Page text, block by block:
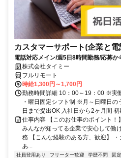
カスタマーサポート(企業と
電話対応メイン/週5日8時間勤務/応募か
株式会社タイミー
フルリモート
時給1,300円～1,700円
勤務時間詳細 10：00～19：00 ※実
・曜日固定シフト制 ※月～日曜日
日まで提出OK 入社日から2ヶ月間
仕事内容 【このお仕事のポイント！
みんなが知ってる企業で安心して働
務 【こんな経験のある方、歓迎】
あ...
社員登用あり フリーター歓迎 学歴不問 固